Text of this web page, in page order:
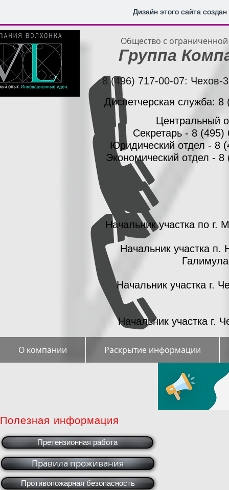
Дизайн этого сайта
Общество с ограниченной
Группа
8 (496) 717-00-07: Чехов-3
Диспетчерская служба: 8
Центральный
Секретарь - 8 (495)
Юридический отдел - 8
Экономический отдел -
Начальник участка по г.
Начальник участка п.
Начальник участка г.
Начальник участка г.
О компании Раскрытие информации
Полезная информация
Претензионная работа
Правила проживания
Противопожарная безопасность